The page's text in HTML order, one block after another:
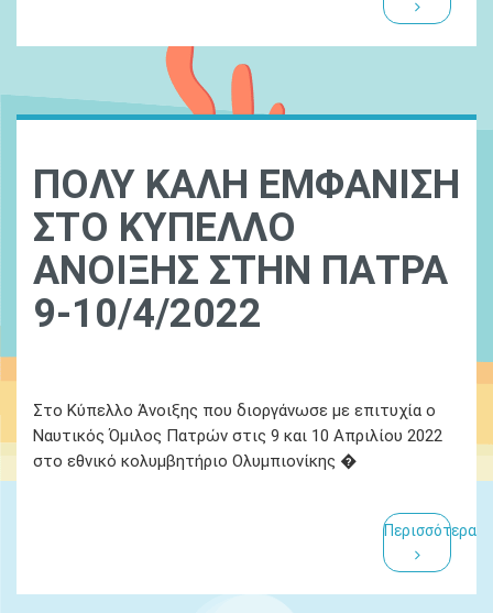
ΠΟΛΥ ΚΑΛΗ ΕΜΦΑΝΙΣΗ
ΣΤΟ ΚΥΠΕΛΛΟ
ΑΝΟΙΞΗΣ ΣΤΗΝ ΠΑΤΡΑ
9-10/4/2022
Στο Κύπελλο Άνοιξης που διοργάνωσε με επιτυχία ο
Ναυτικός Όμιλος Πατρών στις 9 και 10 Απριλίου 2022
στο εθνικό κολυμβητήριο Ολυμπιονίκης �
Περισσότερα